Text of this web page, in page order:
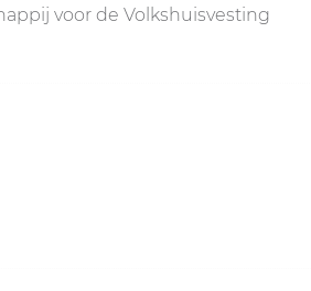
voor de Volkshuisvesting